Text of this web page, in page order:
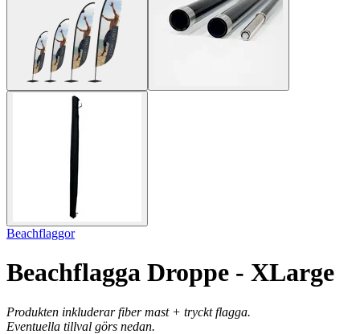
Beachflaggor
Beachflagga Droppe - XLarge
Produkten inkluderar fiber mast + tryckt flagga.
Eventuella tillval görs nedan.